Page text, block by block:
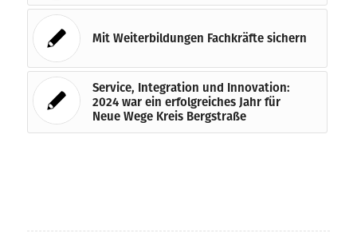
Mit Weiterbildungen Fachkräfte sichern
Service, Integration und Innovation:
2024 war ein erfolgreiches Jahr für
Neue Wege Kreis Bergstraße